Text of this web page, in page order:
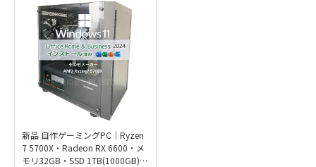
新品 自作ゲーミングPC｜Ryzen
7 5700X・Radeon RX 6600・メ
モリ32GB・SSD 1TB(1000GB)｜